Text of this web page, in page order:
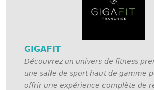
GIGAFIT
Découvrez un univers de fitness
une salle de sport haut de gamme
offrir une expérience complète de